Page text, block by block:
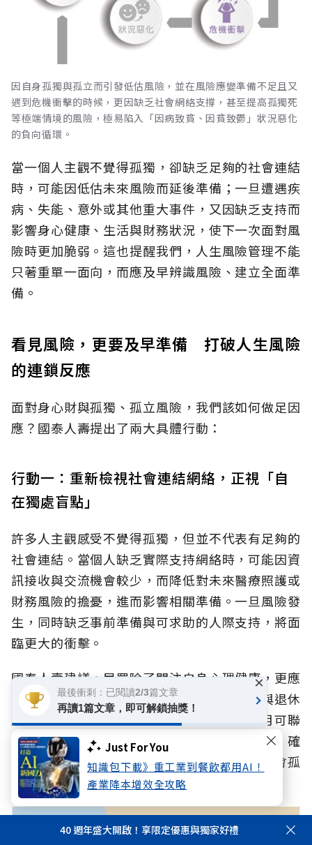
Just For You
知識包下載》重工業到餐飲都用AI！
產業降本增效全攻略
因自身孤獨與孤立而引發低估風險，並在風險應變準備不足且又
遇到危機衝擊的時候，更因缺乏社會網絡支撐，甚至提高孤獨死
等極端情境的風險，極易陷入「因病致貧、因貧致鬱」狀況惡化
的負向循環。
當一個人主觀不覺得孤獨，卻缺乏足夠的社會連結
時，可能因低估未來風險而延後準備；一旦遭遇疾
病、失能、意外或其他重大事件，又因缺乏支持而
影響身心健康、生活與財務狀況，使下一次面對風
險時更加脆弱。這也提醒我們，人生風險管理不能
只著重單一面向，而應及早辨識風險、建立全面準
備。
看見風險，更要及早準備 打破人生風險
的連鎖反應
面對身心財與孤獨、孤立風險，我們該如何做足因
應？國泰人壽提出了兩大具體行動：
行動一：重新檢視社會連結網絡，正視「自
在獨處盲點」
許多人主觀感受不覺得孤獨，但並不代表有足夠的
社會連結。當個人缺乏實際支持網絡時，可能因資
訊接收與交流機會較少，而降低對未來醫療照護或
財務風險的擔憂，進而影響相關準備。一旦風險發
生，同時缺乏事前準備與可求助的人際支持，將面
臨更大的衝擊。
國泰人壽建議，民眾除了關注自身心理健康，更應
將「檢視社會網絡」視為與健康檢查、財務與退休
規劃同等重要的準備任務。透過定期檢視每月可聯
繫的親友人數，以及可自在求助、傾訴的對象，確
保風險準備時能獲取足夠資訊、風險來臨時不會孤
立無援。
40 週年盛大開啟！享限定優惠與獨家好禮
最後衝刺：已閱讀2/3篇文章
再讀1篇文章，即可解鎖抽獎！
×